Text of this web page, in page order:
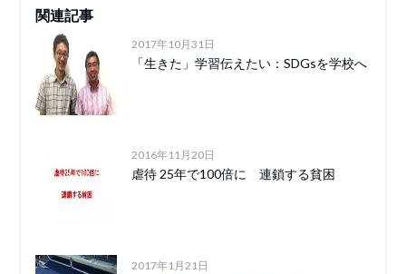
関連記事
2017年10月31日
「生きた」学習伝えたい：SDGsを学校へ
2016年11月20日
虐待 25年で100倍に 連鎖する貧困
2017年1月21日